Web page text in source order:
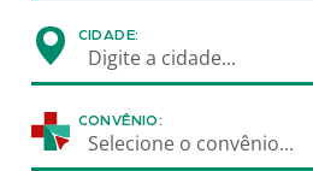
CIDADE:
Digite a cidade...
CONVÊNIO:
Selecione o convênio...